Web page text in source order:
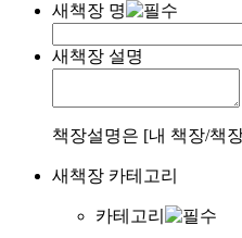
새책장 명
새책장 설명
책장설명은 [내 책장/책
새책장 카테고리
카테고리